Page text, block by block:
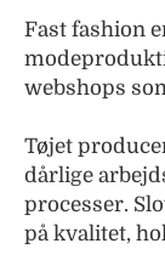
Fast fashion
webshops
Tøjet
dårlige
processer.
på kvalitet,